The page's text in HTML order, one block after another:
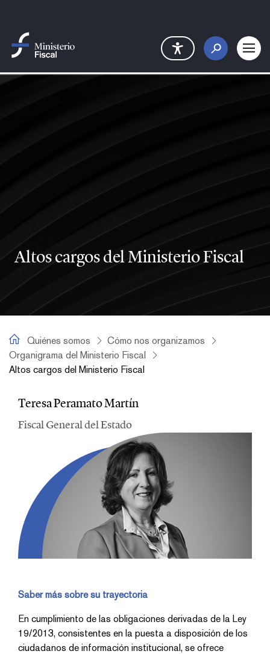
Altos cargos del Ministerio Fiscal
Quiénes somos
Quiénes somos
Cómo nos organizamos
Organigrama del Ministerio Fiscal
Altos cargos del Ministerio Fiscal
Altos cargos del Ministerio
Teresa Peramato Martín
Fiscal General del Estado
Saber más sobre su trayectoria
En cumplimiento de las obligaciones derivadas de la Ley
19/2013, consistentes en la puesta a disposición de los
ciudadanos de información institucional, se ofrece